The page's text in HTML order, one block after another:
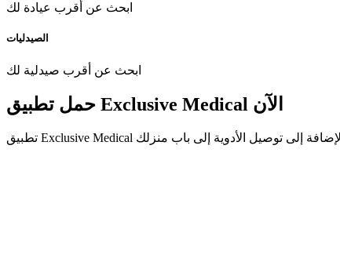
ابحث عن أقرب عيادة لك
الصيدليات
ابحث عن أقرب صيدلية لك
حمل تطبيق Exclusive Medical الآن